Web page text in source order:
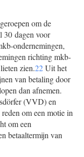
om de
30 dagen voor
ondernemingen,
richting mkb-
zien.22Uit het
van betaling door
dan afnemen.
(VVD) en
om een motie in
om een
betaaltermijn van